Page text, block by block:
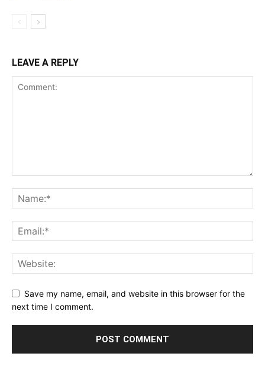
LEAVE A REPLY
Save my name, email, and website in this browser for the
next time I comment.